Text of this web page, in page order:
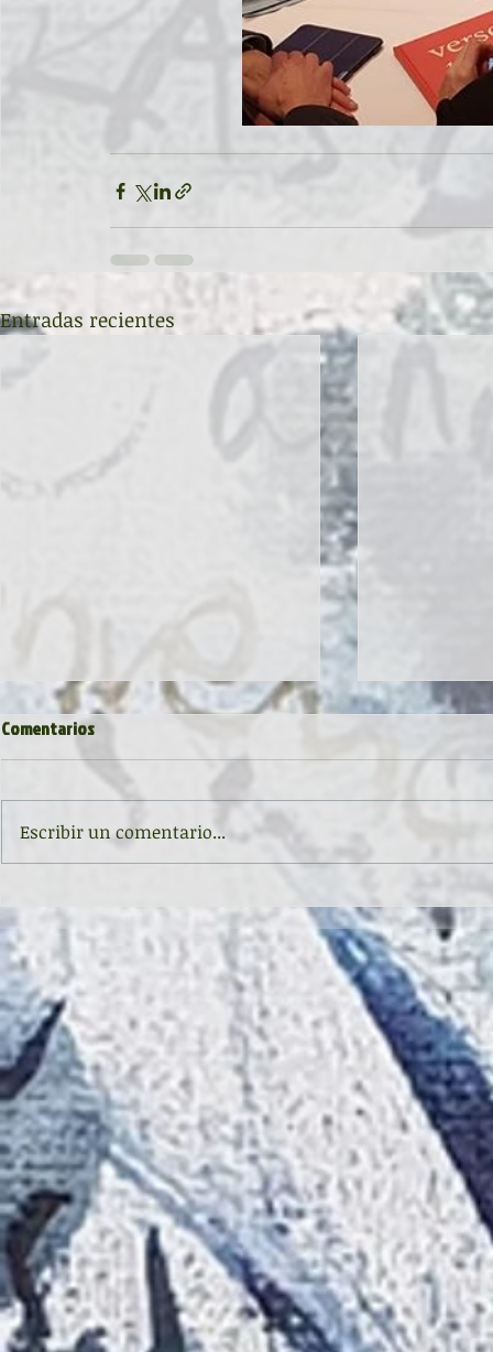
Entradas recientes
'Raigambre', de Agustín García y
Aurelio González Ovies
II
RELATO Y
GONZÁLEZ
Comentarios
Escribir un comentario...